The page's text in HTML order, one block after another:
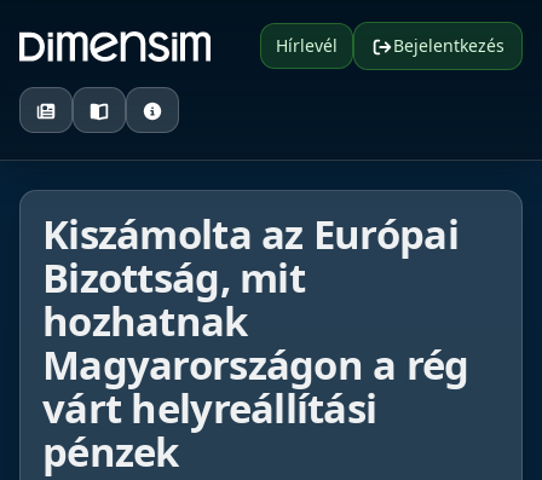
Hírlevél Bejelentkezés
Kiszámolta az Európai
Bizottság, mit
hozhatnak
Magyarországon a rég
várt helyreállítási
pénzek